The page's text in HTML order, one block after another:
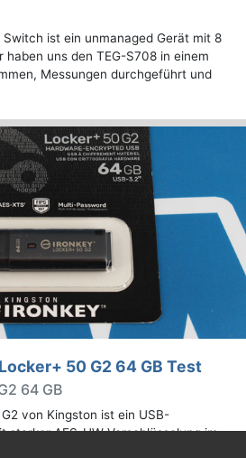
Switch ist ein unmanaged Gerät mit 8
haben uns den TEG-S708 in einem
Messungen durchgeführt und
50 G2 64 GB Test
64 GB
von Kingston ist ein USB-
starker AES-HW-Verschlüsselung im
64-GB-Modell im Praxistest